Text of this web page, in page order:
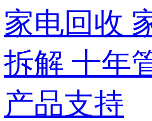
家电回收
拆解 十年
产品支持